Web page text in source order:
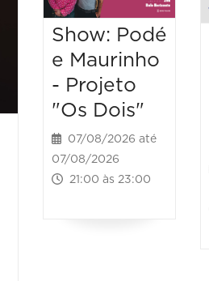
Show: Podé
e Maurinho
- Projeto
"Os Dois"
07/08/2026 até
07/08/2026
21:00 às 23:00